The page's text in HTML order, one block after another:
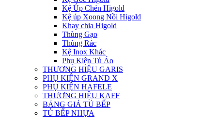
Kệ Úp Chén Higold
Kệ úp Xoong Nồi Higold
Khay chia Higold
Thùng Gạo
Thùng Rác
Kệ Inox Khác
Phụ Kiện Tủ Áo
THƯƠNG HIỆU GARIS
PHỤ KIỆN GRAND X
PHỤ KIỆN HAFELE
THƯƠNG HIỆU KAFF
BẢNG GIÁ TỦ BẾP
TỦ BẾP NHỰA